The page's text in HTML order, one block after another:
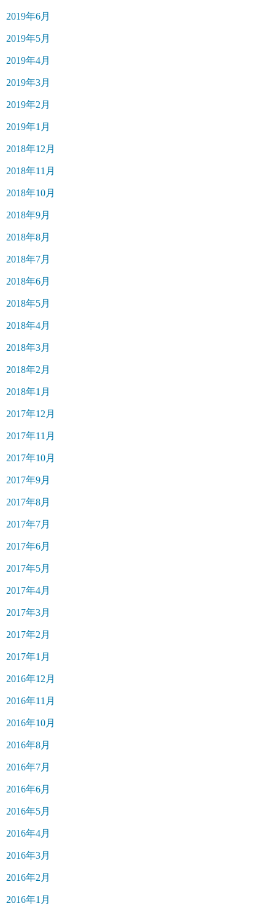
2019年6月
2019年5月
2019年4月
2019年3月
2019年2月
2019年1月
2018年12月
2018年11月
2018年10月
2018年9月
2018年8月
2018年7月
2018年6月
2018年5月
2018年4月
2018年3月
2018年2月
2018年1月
2017年12月
2017年11月
2017年10月
2017年9月
2017年8月
2017年7月
2017年6月
2017年5月
2017年4月
2017年3月
2017年2月
2017年1月
2016年12月
2016年11月
2016年10月
2016年8月
2016年7月
2016年6月
2016年5月
2016年4月
2016年3月
2016年2月
2016年1月